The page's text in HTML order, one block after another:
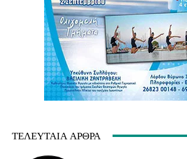
ΤΕΛΕΥΤΑΊΑ ΆΡΘΡΑ